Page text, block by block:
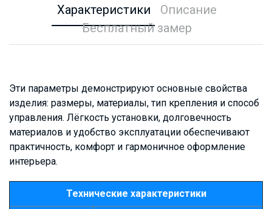
Характеристики
Описание
Бесплатный замер
Эти параметры демонстрируют основные свойства
изделия: размеры, материалы, тип крепления и способ
управления. Лёгкость установки, долговечность
материалов и удобство эксплуатации обеспечивают
практичность, комфорт и гармоничное оформление
интерьера.
Технические характеристики